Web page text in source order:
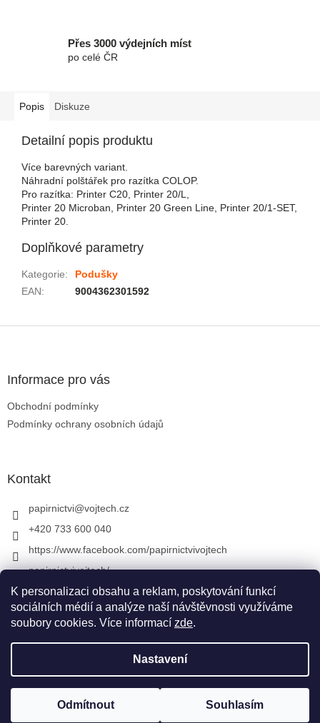
K personalizaci obsahu a reklam, poskytování funkcí
sociálních médií a analýze naší návštěvnosti využíváme
soubory cookies. Více informací zde.
Nastavení
Odmítnout Souhlasím
Přes 3000 výdejních míst
po celé ČR
Popis Diskuze
Detailní popis produktu
Více barevných variant.
Náhradní polštářek pro razítka COLOP.
Pro razítka: Printer C20, Printer 20/L,
Printer 20 Microban, Printer 20 Green Line, Printer 20/1-SET,
Printer 20.
Doplňkové parametry
Kategorie:
Podušky
EAN: 9004362301592
Informace pro vás
Obchodní podmínky
Podmínky ochrany osobních údajů
Kontakt
papirnictvi@vojtech.cz
+420 733 600 040
https://www.facebook.com/papirnictvivojtech
papirnictvivojtech/
+420 733 600 040
Vytvořil Shoptet&
Papírnictví VojTech
vyhrazena.
Upravit nastavení cookies